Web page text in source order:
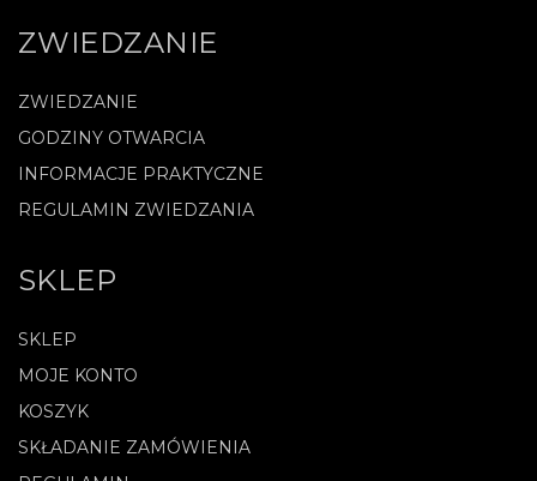
ZWIEDZANIE
ZWIEDZANIE
GODZINY OTWARCIA
INFORMACJE PRAKTYCZNE
REGULAMIN ZWIEDZANIA
SKLEP
SKLEP
MOJE KONTO
KOSZYK
SKŁADANIE ZAMÓWIENIA